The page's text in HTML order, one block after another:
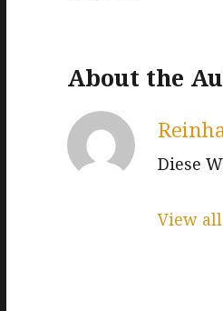
About the
Diese
View